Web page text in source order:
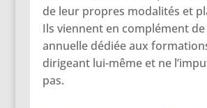
de leur propres modalités et
Ils viennent en complément de
annuelle dédiée aux
dirigeant lui-même et ne
pas.